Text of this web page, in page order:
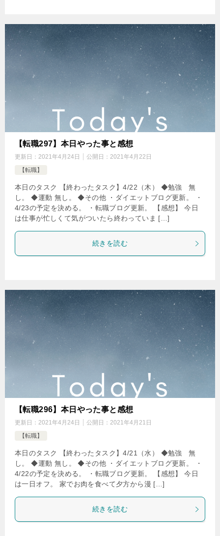
【転職297】本日やった事と感想
更新日： 2021年4月24日 公開日： 2021年4月22日
【転職】
本日のタスク 【終わったタスク】4/22（木） ◆勉強 無
し。 ◆運動 無し。 ◆その他 ・ダイエットブログ更新。 ・
4/23の予定を決める。 ・転職ブログ更新。 【感想】 今日
は仕事が忙しくて気がついたら終わっていま […]
続きを読む
【転職296】本日やった事と感想
更新日： 2021年4月24日 公開日： 2021年4月21日
【転職】
本日のタスク 【終わったタスク】4/21（水） ◆勉強 無
し。 ◆運動 無し。 ◆その他 ・ダイエットブログ更新。 ・
4/22の予定を決める。 ・転職ブログ更新。 【感想】 今日
は一日オフ。 家でお肉を食べて夕方から漫 […]
続きを読む